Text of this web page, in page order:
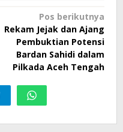
Pos berikutnya
Rekam Jejak dan Ajang
Pembuktian Potensi
Bardan Sahidi dalam
Pilkada Aceh Tengah